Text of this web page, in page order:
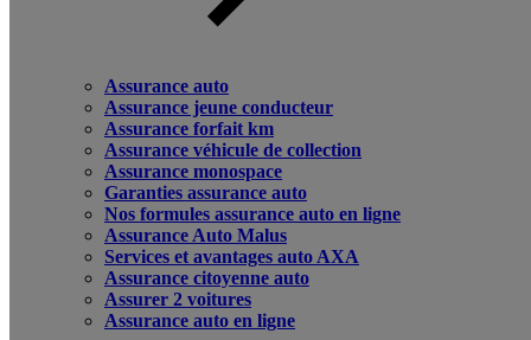
Assurance auto
Assurance jeune conducteur
Assurance forfait km
Assurance véhicule de collection
Assurance monospace
Garanties assurance auto
Nos formules assurance auto en ligne
Assurance Auto Malus
Services et avantages auto AXA
Assurance citoyenne auto
Assurer 2 voitures
Assurance auto en ligne